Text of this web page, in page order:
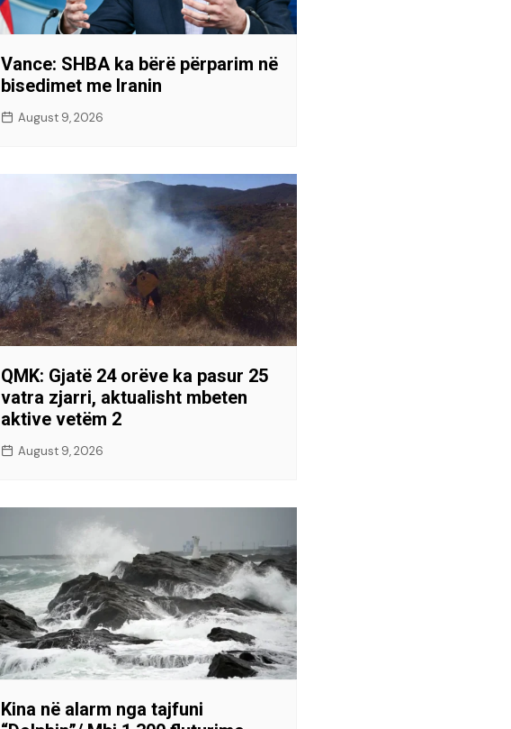
Vance: SHBA ka bërë përparim në
bisedimet me Iranin
August 9, 2026
QMK: Gjatë 24 orëve ka pasur 25
vatra zjarri, aktualisht mbeten
aktive vetëm 2
August 9, 2026
Kina në alarm nga tajfuni